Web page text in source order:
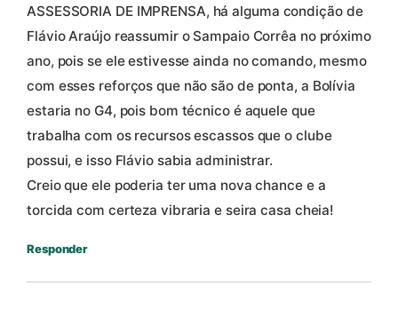
ASSESSORIA DE IMPRENSA, há alguma condição de
Flávio Araújo reassumir o Sampaio Corrêa no próximo
ano, pois se ele estivesse ainda no comando, mesmo
com esses reforços que não são de ponta, a Bolívia
estaria no G4, pois bom técnico é aquele que
trabalha com os recursos escassos que o clube
possui, e isso Flávio sabia administrar.
Creio que ele poderia ter uma nova chance e a
torcida com certeza vibraria e seira casa cheia!
Responder